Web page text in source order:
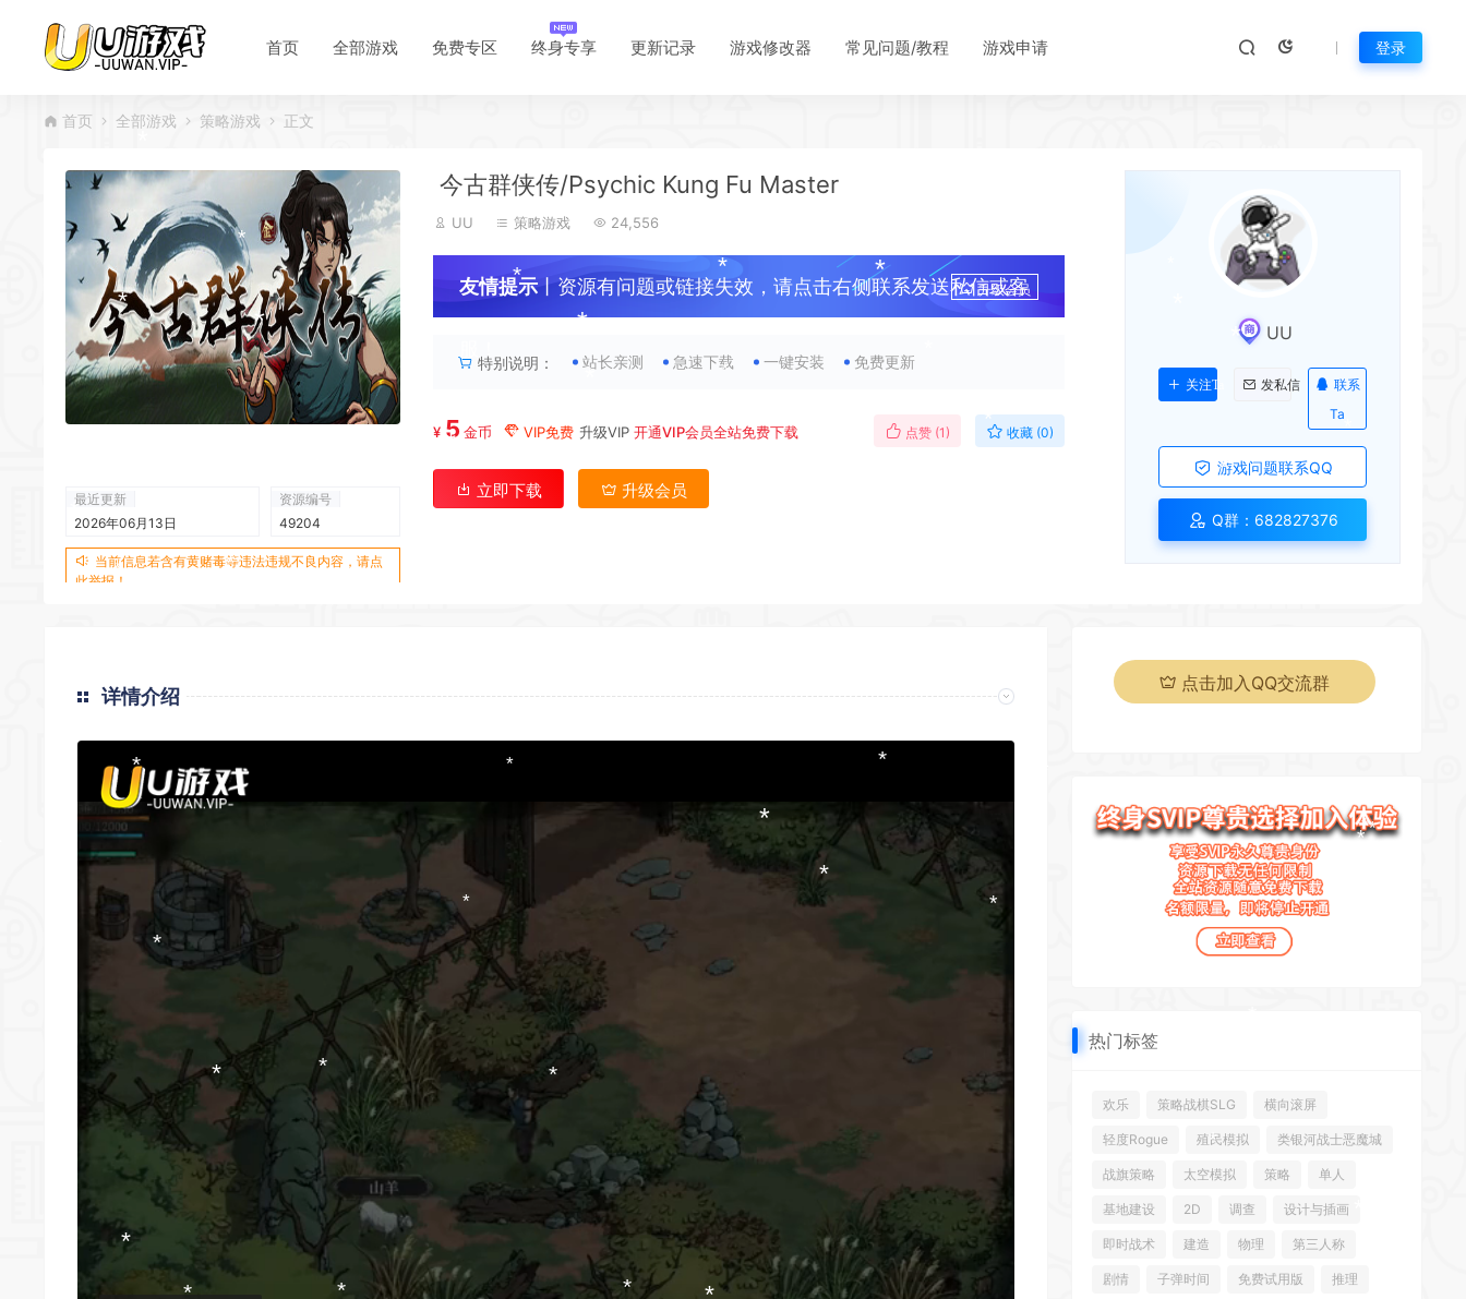
首页 全部游戏 免费专区 终身专享 更新记录 游戏修改器 常见问题/教程 游戏申请 登录
首页 全部游戏 策略游戏 正文
最近更新
2026年06月13日
资源编号
49204
当前信息若含有黄赌毒等违法违规不良内容，请点
此举报！
今古群侠传/Psychic Kung Fu Master
UU 策略游戏 24,556
友情提示丨资源有问题或链接失效，请点击右侧联系发送私信或客
升级会员
特别说明： 站长亲测 急速下载 一键安装 免费更新
¥ 5 金币 VIP免费 升级VIP 开通VIP会员全站免费下载 点赞 (1) 收藏 (0)
立即下载 升级会员
UU
关注Ta 发私信
联系
Ta
游戏问题联系QQ
Q群：682827376
详情介绍
点击加入QQ交流群
热门标签
欢乐 策略战棋SLG 横向滚屏
轻度Rogue 殖民模拟 类银河战士恶魔城
战旗策略 太空模拟 策略 单人
基地建设 2D 调查 设计与插画
即时战术 建造 物理 第三人称
剧情 子弹时间 免费试用版 推理
*
*
*
*
*
*
*
*
*
*
*
*
* *
*
*